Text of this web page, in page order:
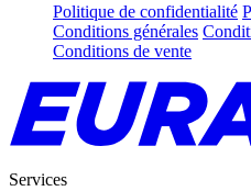
Politique de confidentialité
Conditions générales
Conditions de vente
Services